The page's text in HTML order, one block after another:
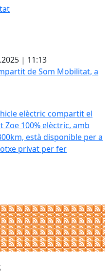
| 11:13
de Som Mobilitat, a la
elèctric compartit el
Zoe 100% elèctric, amb
està disponible per a
privat per fer